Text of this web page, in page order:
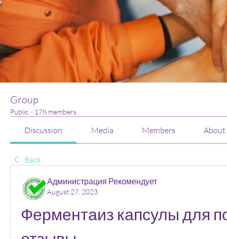
Group
Public · 178 members
Discussion Media Members About
Back
Администрация Рекомендует
August 27, 2023
Ферментаиз капсулы для